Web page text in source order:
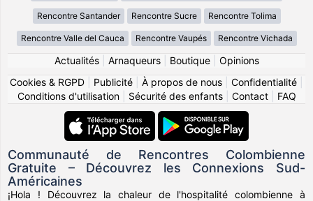
Rencontre Santander Rencontre Sucre Rencontre Tolima
Rencontre Valle del Cauca Rencontre Vaupés Rencontre Vichada
Actualités| Arnaqueurs| Boutique| Opinions
Cookies & RGPD
Publicité À propos de nous Confidentialité
Conditions d'utilisation| Sécurité des enfants| Contact| FAQ
Communauté de Rencontres Colombienne
Gratuite – Découvrez les Connexions Sud-
Américaines
¡Hola ! Découvrez la chaleur de l'hospitalité colombienne à